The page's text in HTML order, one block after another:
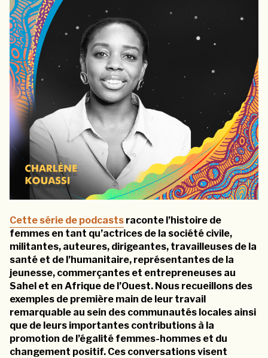
Cette série de podcasts raconte l’histoire de
femmes en tant qu’actrices de la société civile,
militantes, auteures, dirigeantes, travailleuses de la
santé et de l’humanitaire, représentantes de la
jeunesse, commerçantes et entrepreneuses au
Sahel et en Afrique de l’Ouest. Nous recueillons des
exemples de première main de leur travail
remarquable au sein des communautés locales ainsi
que de leurs importantes contributions à la
promotion de l’égalité femmes-hommes et du
changement positif. Ces conversations visent